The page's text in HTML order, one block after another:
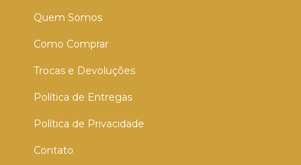
Quem Somos
Como Comprar
Trocas e Devoluções
Política de Entregas
Política de Privacidade
Contato